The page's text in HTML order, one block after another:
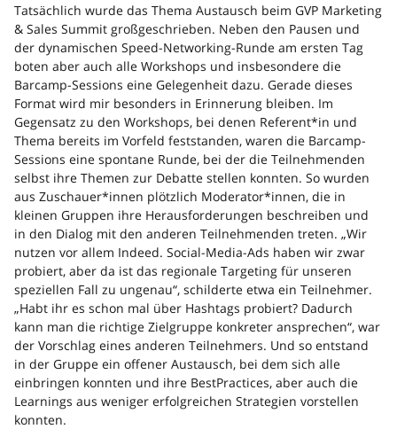
Tatsächlich wurde das Thema Austausch beim GVP Marketing
& Sales Summit großgeschrieben. Neben den Pausen und
der dynamischen Speed-Networking-Runde am ersten Tag
boten aber auch alle Workshops und insbesondere die
Barcamp-Sessions eine Gelegenheit dazu. Gerade dieses
Format wird mir besonders in Erinnerung bleiben. Im
Gegensatz zu den Workshops, bei denen Referent*in und
Thema bereits im Vorfeld feststanden, waren die Barcamp-
Sessions eine spontane Runde, bei der die Teilnehmenden
selbst ihre Themen zur Debatte stellen konnten. So wurden
aus Zuschauer*innen plötzlich Moderator*innen, die in
kleinen Gruppen ihre Herausforderungen beschreiben und
in den Dialog mit den anderen Teilnehmenden treten. „Wir
nutzen vor allem Indeed. Social-Media-Ads haben wir zwar
probiert, aber da ist das regionale Targeting für unseren
speziellen Fall zu ungenau“, schilderte etwa ein Teilnehmer.
„Habt ihr es schon mal über Hashtags probiert? Dadurch
kann man die richtige Zielgruppe konkreter ansprechen“, war
der Vorschlag eines anderen Teilnehmers. Und so entstand
in der Gruppe ein offener Austausch, bei dem sich alle
einbringen konnten und ihre BestPractices, aber auch die
Learnings aus weniger erfolgreichen Strategien vorstellen
konnten.